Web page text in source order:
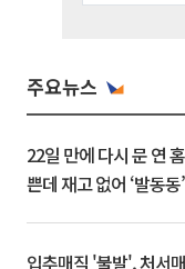
주요뉴스
22일 만에 다시 문 연
쁜데 재고 없어 ‘발동
입추매직 '불발', 처서